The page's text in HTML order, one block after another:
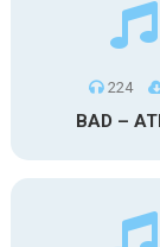
224
BAD –